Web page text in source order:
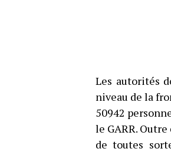
Les autorités
niveau de la
50942
le GARR.
de toutes